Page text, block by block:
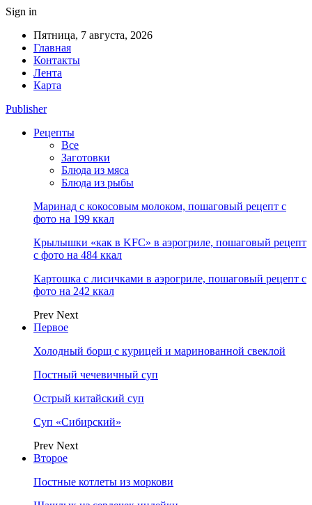
Sign in
Пятница, 7 августа, 2026
Главная
Контакты
Лента
Карта
Publisher
Рецепты
Все
Заготовки
Блюда из мяса
Блюда из рыбы
Маринад с кокосовым молоком, пошаговый рецепт с
фото на 199 ккал
Крылышки «как в KFC» в аэрогриле, пошаговый рецепт
с фото на 484 ккал
Картошка с лисичками в аэрогриле, пошаговый рецепт с
фото на 242 ккал
Prev Next
Первое
Холодный борщ с курицей и маринованной свеклой
Постный чечевичный суп
Острый китайский суп
Суп «Сибирский»
Prev Next
Второе
Постные котлеты из моркови